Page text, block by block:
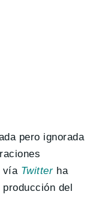
pero ignorada
vía Twitterha
del